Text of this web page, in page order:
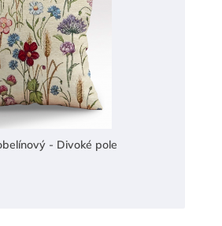
- Divoké pole